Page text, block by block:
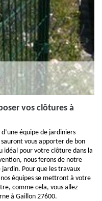
vos clôtures à
équipe de jardiniers
vous apporter de bon
idéal pour votre clôture dans la
nous ferons de notre
jardin. Pour que les travaux
équipes se mettront à votre
comme cela, vous allez
à Gaillon 27600.